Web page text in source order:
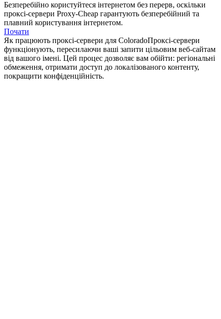
Безперебійно користуйтеся інтернетом без перерв, оскільки
проксі-сервери Proxy-Cheap гарантують безперебійний та
плавний користування інтернетом.
Почати
Як працюють проксі-сервери для ColoradoПроксі-сервери
функціонують, пересилаючи ваші запити цільовим веб-сайтам
від вашого імені. Цей процес дозволяє вам обійти: регіональні
обмеження, отримати доступ до локалізованого контенту,
покращити конфіденційність.